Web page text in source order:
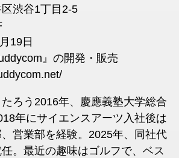
渋谷1丁目2-5
19日
』の開発・販売
ろう2016年、慶應義塾大学総合
年にサイエンスアーツ入社後は
営業部を経験。2025年、同社代
。最近の趣味はゴルフで、ベス